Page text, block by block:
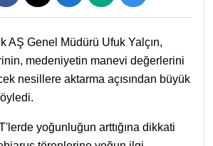
AŞ Genel Müdürü Ufuk Yalçın,
medeniyetin manevi değerlerini
nesillere aktarma açısından büyük
yoğunluğun arttığına dikkati